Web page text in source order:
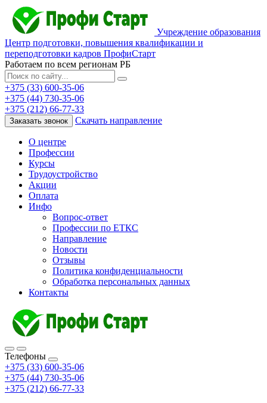
Учреждение образования
Центр подготовки, повышения квалификации и
переподготовки кадров ПрофиСтарт
Работаем по всем регионам РБ
+375 (33) 600-35-06
+375 (44) 730-35-06
+375 (212) 66-77-33
Заказать звонок Скачать направление
О центре
Профессии
Курсы
Трудоустройство
Акции
Оплата
Инфо
Вопрос-ответ
Профессии по ЕТКС
Направление
Новости
Отзывы
Политика конфиденциальности
Обработка персональных данных
Контакты
Телефоны
+375 (33) 600-35-06
+375 (44) 730-35-06
+375 (212) 66-77-33